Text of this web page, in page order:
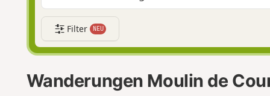
Filter NEU
Wanderungen Moulin de